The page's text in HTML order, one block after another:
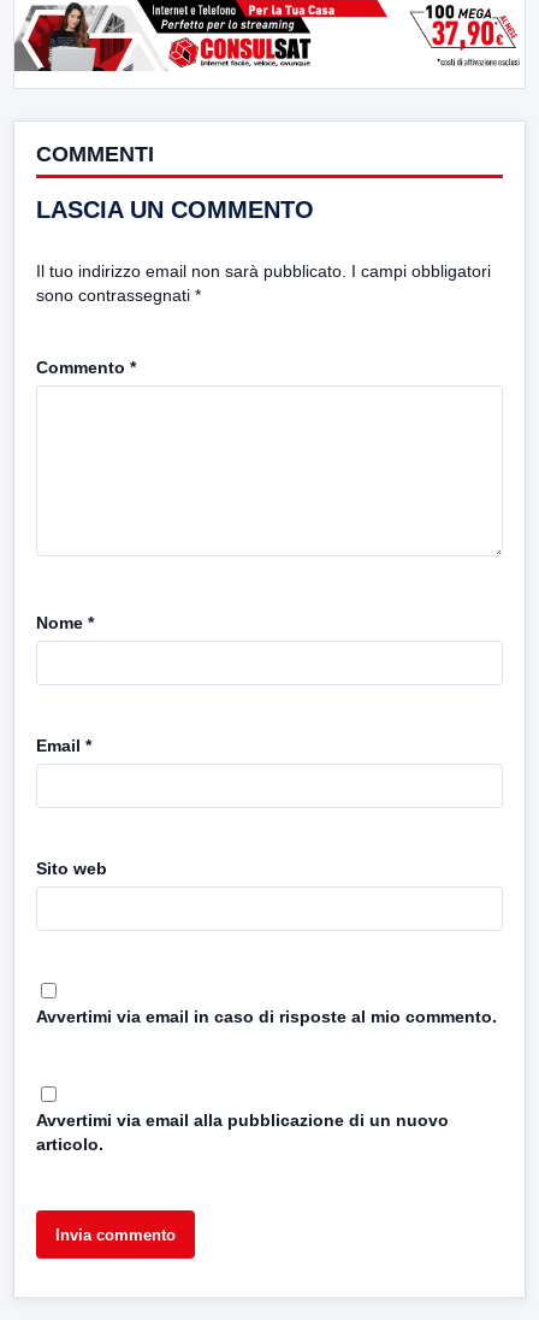
COMMENTI
LASCIA UN COMMENTO
Il tuo indirizzo email non sarà pubblicato. I campi obbligatori
sono contrassegnati *
Commento *
Nome *
Email *
Sito web
Avvertimi via email in caso di risposte al mio commento.
Avvertimi via email alla pubblicazione di un nuovo
articolo.